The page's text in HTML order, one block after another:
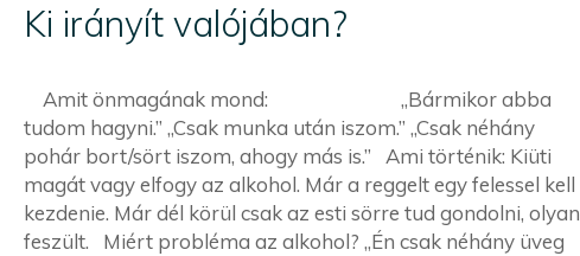
Ki irányít valójában?
Amit önmagának mond: „Bármikor abba
tudom hagyni.” „Csak munka után iszom.” „Csak néhány
pohár bort/sört iszom, ahogy más is.” Ami történik: Kiüti
magát vagy elfogy az alkohol. Már a reggelt egy felessel kell
kezdenie. Már dél körül csak az esti sörre tud gondolni, olyan
feszült. Miért probléma az alkohol? „Én csak néhány üveg